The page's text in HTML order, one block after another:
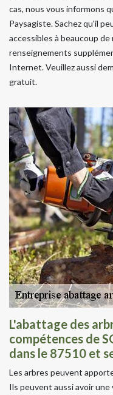
cas, nous vous informons
Paysagiste. Sachez qu'il
accessibles à beaucoup de
renseignements
Internet. Veuillez aussi
gratuit.
L'abattage des
compétences de
dans le 87510 et
Les arbres peuvent
Ils peuvent aussi avoir